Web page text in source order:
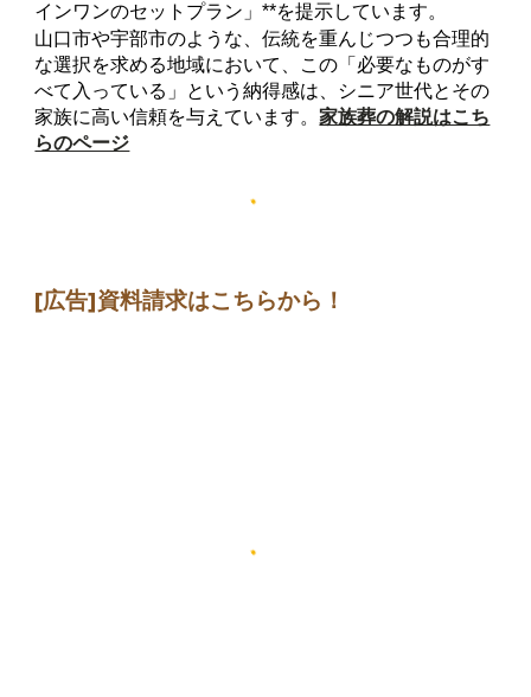
インワンのセットプラン」**を提示しています。
山口市や宇部市のような、伝統を重んじつつも合理的
な選択を求める地域において、この「必要なものがす
べて入っている」という納得感は、シニア世代とその
家族に高い信頼を与えています。家族葬の解説はこち
らのページ
[広告]資料請求はこちらから ！